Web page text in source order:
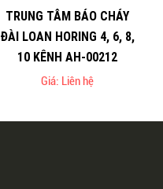
TRUNG TÂM BÁO CHÁY
ĐÀI LOAN HORING 4, 6, 8,
10 KÊNH AH-00212
Giá: Liên hệ